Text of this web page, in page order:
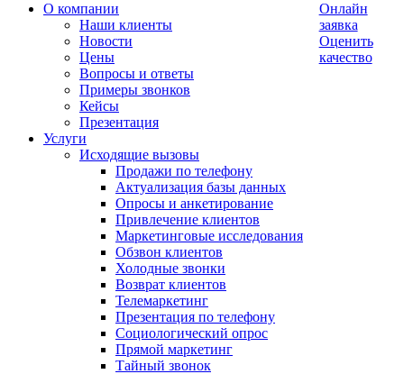
Онлайн
заявка
Оценить
качество
О компании
Наши клиенты
Новости
Цены
Вопросы и ответы
Примеры звонков
Кейсы
Презентация
Услуги
Исходящие вызовы
Продажи по телефону
Актуализация базы данных
Опросы и анкетирование
Привлечение клиентов
Маркетинговые исследования
Обзвон клиентов
Холодные звонки
Возврат клиентов
Телемаркетинг
Презентация по телефону
Социологический опрос
Прямой маркетинг
Тайный звонок